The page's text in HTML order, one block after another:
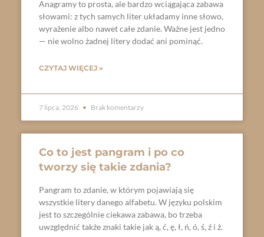
Anagramy to prosta, ale bardzo wciągająca zabawa
słowami: z tych samych liter układamy inne słowo,
wyrażenie albo nawet całe zdanie. Ważne jest jedno
— nie wolno żadnej litery dodać ani pominąć.
CZYTAJ WIĘCEJ »
7 lipca, 2026 Brak komentarzy
Co to jest pangram i po co
tworzy się takie zdania?
Pangram to zdanie, w którym pojawiają się
wszystkie litery danego alfabetu. W języku polskim
jest to szczególnie ciekawa zabawa, bo trzeba
uwzględnić także znaki takie jak ą, ć, ę, ł, ń, ó, ś, ź i ż.